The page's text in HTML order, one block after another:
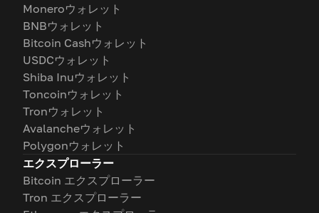
Moneroウォレット
BNBウォレット
Bitcoin Cashウォレット
USDCウォレット
Shiba Inuウォレット
Toncoinウォレット
Tronウォレット
Avalancheウォレット
Polygonウォレット
エクスプローラー
Bitcoin エクスプローラー
Tron エクスプローラー